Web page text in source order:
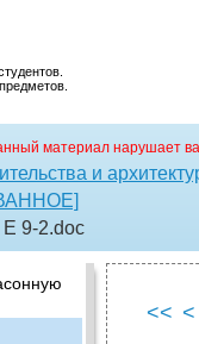
материал нарушает
и
9-2.doc
работ
<<